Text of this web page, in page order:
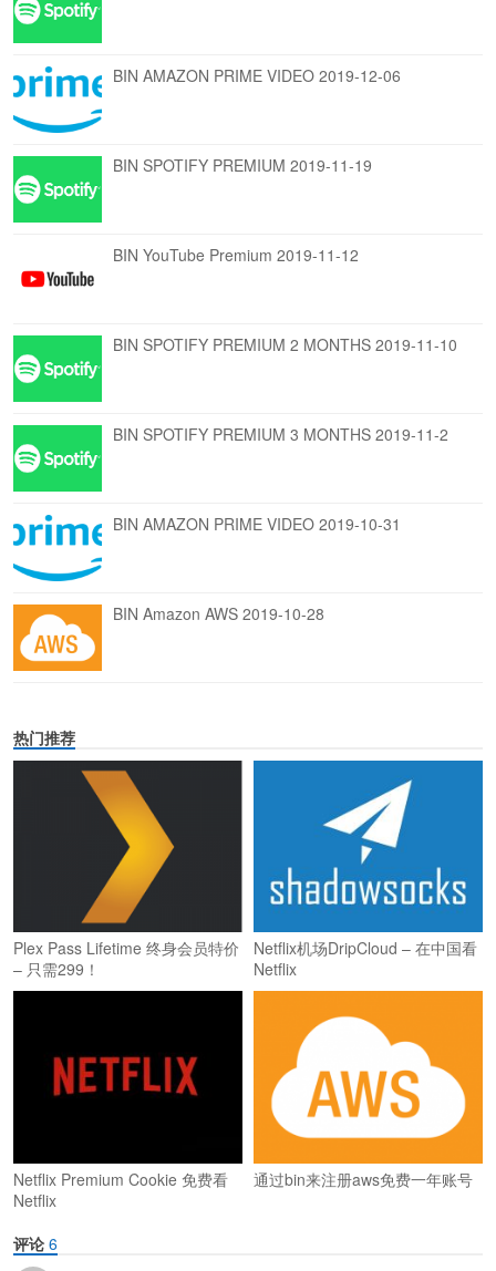
BIN AMAZON PRIME VIDEO 2019-12-06
BIN SPOTIFY PREMIUM 2019-11-19
BIN YouTube Premium 2019-11-12
BIN SPOTIFY PREMIUM 2 MONTHS 2019-11-10
BIN SPOTIFY PREMIUM 3 MONTHS 2019-11-2
BIN AMAZON PRIME VIDEO 2019-10-31
BIN Amazon AWS 2019-10-28
热门推荐
Plex Pass Lifetime 终身会员特价
– 只需299！
Netflix机场DripCloud – 在中国看
Netflix
Netflix Premium Cookie 免费看
Netflix
通过bin来注册aws免费一年账号
评论 6